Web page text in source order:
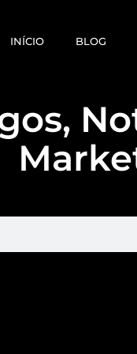
INÍCIO BLOG